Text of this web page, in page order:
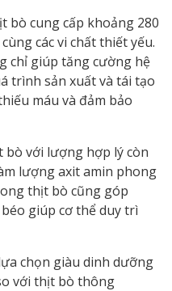
bò cung cấp khoảng 280
các vi chất thiết yếu.
chỉ giúp tăng cường hệ
trình sản xuất và tái tạo
máu và đảm bảo
bò với lượng hợp lý còn
lượng axit amin phong
thịt bò cũng góp
giúp cơ thể duy trì
chọn giàu dinh dưỡng
với thịt bò thông